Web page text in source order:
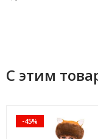
С этим
-45%